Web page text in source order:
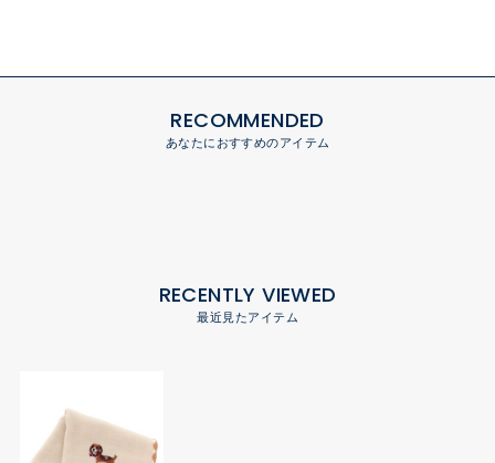
RECOMMENDED
あなたにおすすめのアイテム
RECENTLY VIEWED
最近見たアイテム